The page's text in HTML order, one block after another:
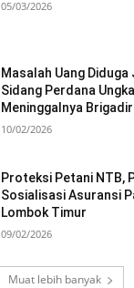
05/03/2026
Masalah Uang Diduga
Sidang Perdana
Meninggalnya
10/02/2026
Proteksi Petani NTB,
Sosialisasi Asuransi
Lombok Timur
09/02/2026
Muat lebih banyak